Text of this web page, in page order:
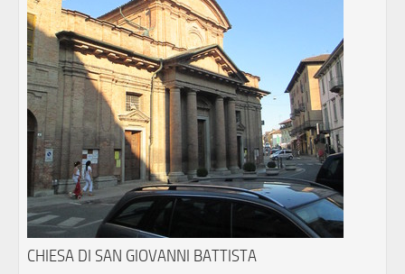
CHIESA DI SAN GIOVANNI BATTISTA